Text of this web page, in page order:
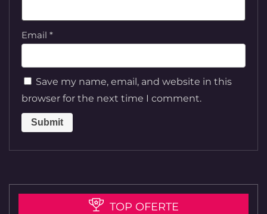
Email *
Save my name, email, and website in this
browser for the next time I comment.
TOP OFERTE